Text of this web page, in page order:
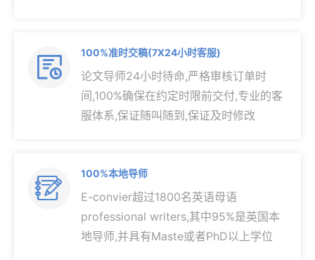

100%准时交稿(7X24小时客服)
论文导师24小时待命,严格审核订单时
间,100%确保在约定时限前交付,专业的客
服体系,保证随叫随到,保证及时修改

100%本地导师
E-convier超过1800名英语母语
professional writers,其中95%是英国本
地导师,并具有Maste或者PhD以上学位